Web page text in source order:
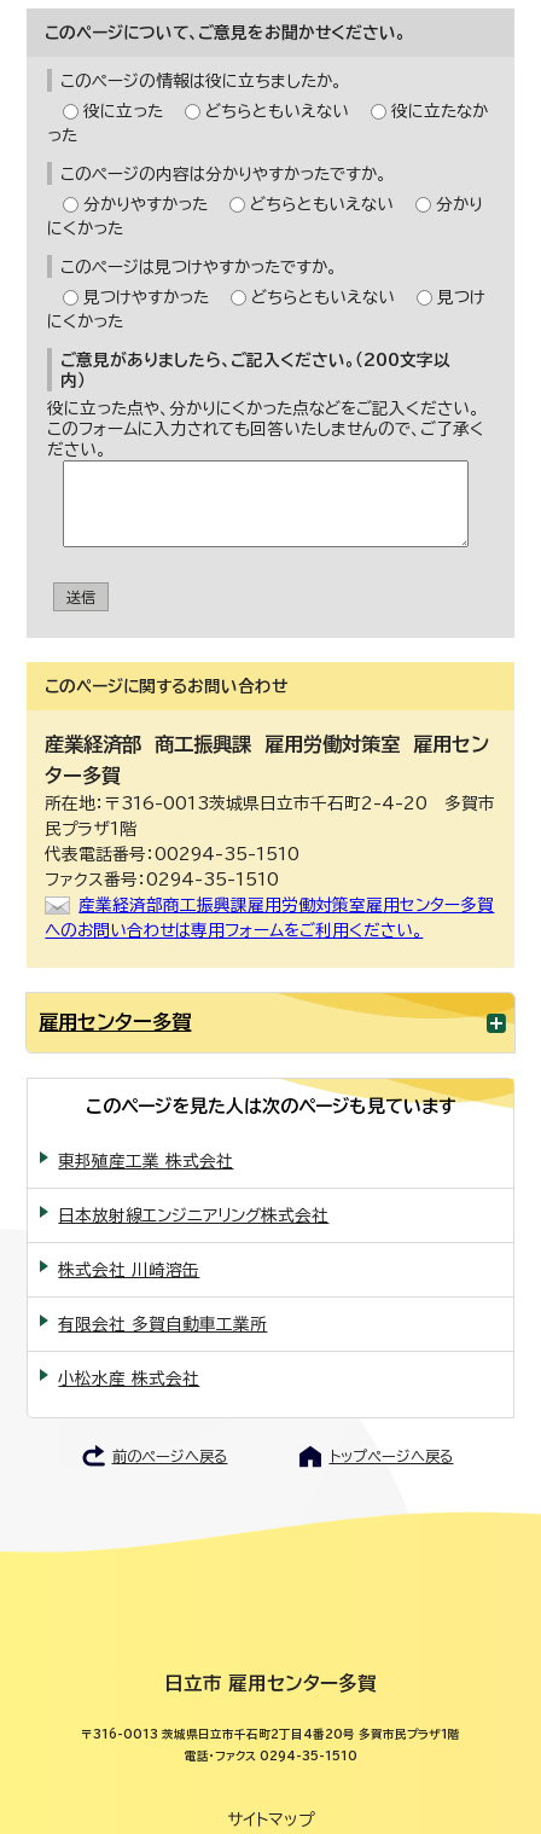
このページについて、ご意見をお聞かせください。
このページの情報は役に立ちましたか。
役に立った
どちらともいえない
役に立たなか
った
このページの内容は分かりやすかったですか。
分かりやすかった
どちらともいえない
分かり
にくかった
このページは見つけやすかったですか。
見つけやすかった
どちらともいえない
見つけ
にくかった
ご意見がありましたら、ご記入ください。（200文字以
内）
役に立った点や、分かりにくかった点などをご記入ください。
このフォームに入力されても回答いたしませんので、ご了承く
ださい。
送信
このページに関するお問い合わせ
産業経済部商工振興課 雇用労働対策室 雇用セン
ター多賀
所在地：〒316-0013茨城県日立市千石町2-4-20 多賀市
民プラザ1階
代表電話番号：00294-35-1510
ファクス番号：0294-35-1510
産業経済部商工振興課雇用労働対策室雇用センター多賀
へのお問い合わせは専用フォームをご利用ください。
雇用センター多賀
このページを見た人は次のページも見ています
東邦殖産工業 株式会社
日本放射線エンジニアリング株式会社
株式会社 川崎溶缶
有限会社 多賀自動車工業所
小松水産 株式会社
前のページへ戻る トップページへ戻る
日立市 雇用センター多賀
〒316-0013 茨城県日立市千石町2丁目4番20号 多賀市民プラザ1階
電話・ファクス 0294-35-1510
サイトマップ